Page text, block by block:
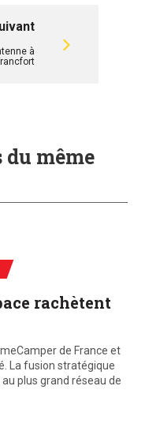
à
même
rachètent
de France et
La fusion stratégique
plus grand réseau de